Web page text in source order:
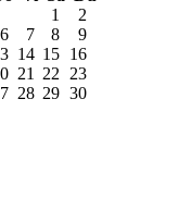
1
2
6 7 8
9
14 15 16
21 22 23
28 29 30